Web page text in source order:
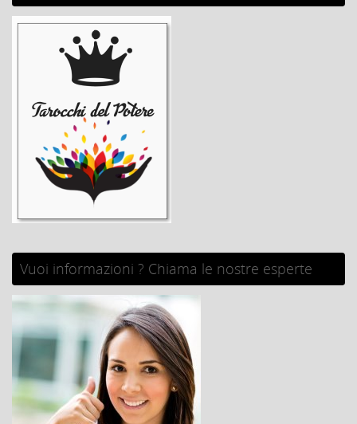
Vuoi informazioni ? Chiama le nostre esperte